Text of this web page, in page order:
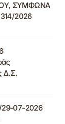
ΣΥΜΦΩΝΑ
2026
Δ.Σ.
29-07-2026